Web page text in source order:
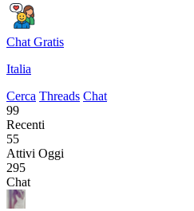
Chat Gratis
Italia
Cerca Threads Chat
99
Recenti
55
Attivi Oggi
295
Chat